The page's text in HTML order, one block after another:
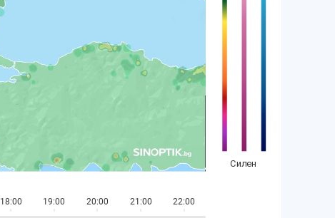
18:00 19:00 20:00 21:00 22:00